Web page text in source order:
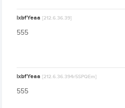
lxbfYeaa[212.6.36.39]
555
lxbfYeaa[212.6.36.394r5SPQEm]
555